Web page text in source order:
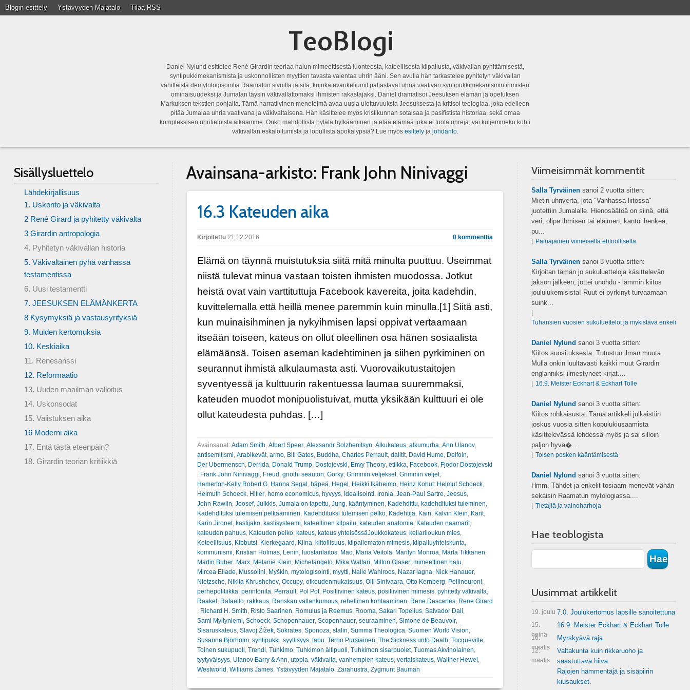
Blogin esittely Ystävyyden Majatalo Tilaa RSS
TeoBlogi
Daniel Nylund esittelee René Girardin teoriaa halun mimeettisestä luonteesta, kateellisesta kilpailusta, väkivallan pyhittämisestä,
syntipukkimekanismista ja uskonnollisten myyttien tavasta vaientaa uhrin ääni. Sen avulla hän tarkastelee pyhitetyn väkivallan
vähittäistä demytologisointia Raamatun sivuilla ja sitä, kuinka evankeliumit paljastavat uhria vaativan syntipukkimekanismin ihmisten
ominaisuudeksi ja Jumalan täysin väkivallattomaksi ihmisten rakastajaksi. Daniel dramatisoi Jeesuksen elämän ja opetuksen
Markuksen tekstien pohjalta. Tämä narratiivinen menetelmä avaa uusia ulottuvuuksia Jeesuksesta ja kritisoi teologiaa, joka edelleen
pitää Jumalaa uhria vaativana ja väkivaltaisena. Hän käsittelee myös kristikunnan sotaisaa ja pasifistista historiaa, sekä omaa
kompleksisen uhritietoista aikaamme. Onko mahdollista hylätä hylkääminen ja elää elämää joka ei tuota uhreja, vai kuljemmeko kohti
väkivallan eskaloitumista ja lopullista apokalypsiä? Lue myös esittelyja johdanto.
Avainsana-arkisto: Frank John Ninivaggi
16.3 Kateuden aika
Kirjoitettu21.12.2016 0 kommenttia
Elämä on täynnä muistutuksia siitä mitä minulta puuttuu. Useimmat
niistä tulevat minua vastaan toisten ihmisten muodossa. Jotkut
heistä ovat vain varttituttuja Facebook kavereita, joita kadehdin,
kuvittelemalla että heillä menee paremmin kuin minulla.[1] Siitä asti,
kun muinaisihminen ja nykyihmisen lapsi oppivat vertaamaan
itseään toiseen, kateus on ollut oleellinen osa hänen sosiaalista
elämäänsä. Toisen aseman kadehtiminen ja siihen pyrkiminen on
seurannut ihmistä alkulaumasta asti. Vuorovaikutustaitojen
syventyessä ja kulttuurin rakentuessa laumaa suuremmaksi,
kateuden muodot monipuolistuivat, mutta yksikään kulttuuri ei ole
ollut kateudesta puhdas. […]
Avainsanat: Adam Smith Albert Speer, Alexsandr Solzhenitsyn Alkukateus, alkumurha Ann Ulanov,
antisemitismi Arabikevät, armo, Bill Gates, Buddha Charles Perrault, dalitit, David Hume Delfoin
Der Ubermensch Derrida Donald Trump, Dostojevski Envy Theory, etiikka Facebook, Fjodor Dostojevski
Frank John Ninivaggi Freud gnothi seauton Gorky, Grimmin veljekset, Grimmin veljet,
Hamerton-Kelly Robert G, Hanna Segal häpeä Hegel Heikki Ikäheimo, Heinz Kohut, Helmut Schoeck,
Helmuth Schoeck, Hitler, homo economicus, hyvyys, Idealisointi ironia Jean-Paul Sartre Jeesus,
John Rawlin Joosef, Julkkis, Jumala on tapettu Jung kääntyminen Kadehdittu kadehdituksi tuleminen
Kadehdituksi tulemisen pelkääminen Kadehdituksi tulemisen pelko, Kadehtija Kain Kalvin Klein Kant,
Karin Jironet, kastijako, kastisysteemi kateellinen kilpailu kateuden anatomia Kateuden naamarit,
kateuden pahuus, Kateuden pelko, kateus, kateus yhteisössäJoukkokateus, kellariloukun mies,
Keteellisuus, Kibbutsi Kierkegaard Kiina kiitollisuus, kilpailematon mimesis, kilpailuyhteiskunta
kommunismi Kristian Holmas, Lenin luostarilaitos, Mao, Maria Veitola Marilyn Monroa Märta Tikkanen
Martin Buber, Marx, Melanie Klein Michelangelo, Mika Waltari Milton Glaser, mimeettinen halu
Mircea Eliade Mussolini Myškin mytologisointi myytti Nalle Wahlroos, Nazar lagna Nick Hanauer,
Nietzsche Nikita Khrushchev, Occupy, oikeudenmukaisuus, Olli Sinivaara Otto Kernberg Peilineuroni
perhepolitiikka perintöriita Perrault, Pol Pot, Positiivinen kateus, positiivinen mimesis, pyhitetty väkivalta
Raakel Rafaello, rakkaus, Ranskan vallankumous, rehellinen kohtaaminen Rene Descartes, Rene Girard
Richard H. Smith Risto Saarinen Romulus ja Reemus, Rooma Sakari Topelius, Salvador Dali
Sami Myllyniemi Schoeck, Schopenhauer, Scopenhauer, seuraaminen Simone de Beauvoir,
Sisaruskateus, Slavoj Žižek, Sokrates, Sponoza stalin Summa Theologica Suomen World Vision
Susanne Björholm, syntipukki syyllisyys, tabu Terho Pursiainen The Sickness unto Death Tocqueville
Toinen sukupuoli Trendi Tuhkimo, Tuhkimon äitipuoli Tuhkimon sisarpuolet, Tuomas Akvinolainen
tyytyväisyys, Ulanov Barry & Ann utopia väkivalta vanhempien kateus, vertaiskateus, Walther Hewel
Westworld Williams James, Ystävyyden Majatalo, Zarahustra Zygmunt Bauman
Sisällysluettelo
Lähdekirjallisuus
1. Uskonto ja väkivalta
2 René Girard ja pyhitetty väkivalta
3 Girardin antropologia
4. Pyhitetyn väkivallan historia
5. Väkivaltainen pyhä vanhassa
testamentissa
6. Uusi testamentti
7. JEESUKSEN ELÄMÄNKERTA
8 Kysymyksiä ja vastausyrityksiä
9. Muiden kertomuksia
10. Keskiaika
11. Renesanssi
12. Reformaatio
13. Uuden maailman valloitus
14. Uskonsodat
15. Valistuksen aika
16 Moderni aika
17. Entä tästä eteenpäin?
18. Girardin teorian kritiikkiä
Viimeisimmät kommentit
Salla Tyrväinensanoi 2 vuotta sitten:
Mietin uhriverta, jota "Vanhassa liitossa"
juotettiin Jumalalle. Hienosäätöä on siinä, että
veri, olipa ihmisen tai eläimen, kantoi henkeä,
pu...
Painajainen viimeisellä ehtoollisella
Salla Tyrväinensanoi 3 vuotta sitten:
Kirjoitan tämän jo sukuluetteloja käsittelevän
jakson jälkeen, jottei unohdu - lämmin kiitos
joululukemisista! Ruut ei pyrkinyt turvaamaan
suink...
Tuhansien vuosien sukuluettelot ja mykistävä enkeli
Daniel Nylund sanoi 3 vuotta sitten:
Kiitos suosituksesta. Tutustun ilman muuta.
Mulla onkin luultavasti kaikki muut Girardin
englanniksi ilmestyneet kirjat....
16.9. Meister Eckhart & Eckhart Tolle
Daniel Nylund sanoi 3 vuotta sitten:
Kiitos rohkaisusta. Tämä artikkeli julkaistiin
joskus vuosia sitten kopulukiusaamista
käsittelevässä lehdessä myös ja sai silloin
paljon hyvä�...
Toisen posken kääntämisestä
Daniel Nylund sanoi 3 vuotta sitten:
Hmm. Tähdet ja enkelit tosiaam menevät vähän
sekaisin Raamatun mytologiassa....
Tietäjiä ja vainoharhoja
Hae teoblogista
Uusimmat artikkelit
19. joulu 7.0. Joulukertomus lapsille sanoitettuna
15.
heinä
16.9. Meister Eckhart & Eckhart Tolle
16.
maalis
Myrskyävä raja
12.
maalis
Valtakunta kuin rikkaruoho ja
saastuttava hiiva
Rajojen hämmentäjä ja sisäpiirin
kiusaukset.